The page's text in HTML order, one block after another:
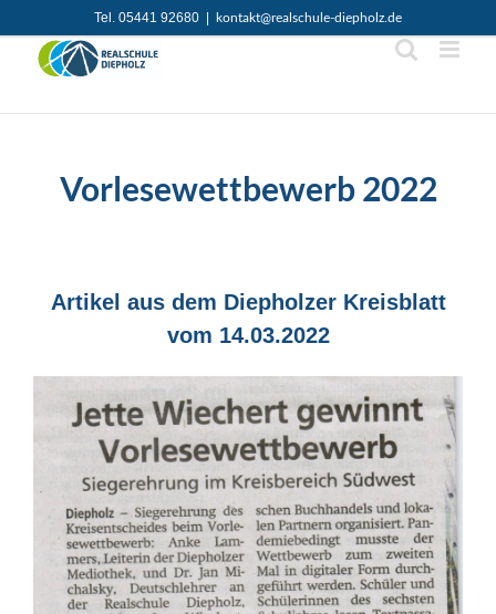
Inhalt
springen
Tel. 05441 92680 kontakt@realschule-diepholz.de
Vorlesewettbewerb 2022
Artikel aus dem Diepholzer Kreisblatt
vom 14.03.2022